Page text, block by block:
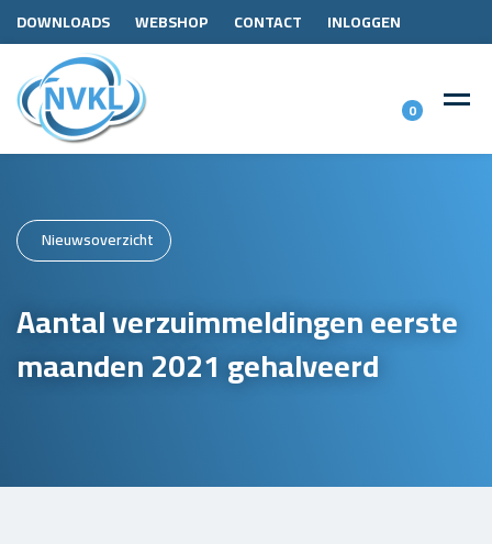
DOWNLOADS WEBSHOP CONTACT INLOGGEN
0
Nieuwsoverzicht
Aantal verzuimmeldingen eerste
maanden 2021 gehalveerd